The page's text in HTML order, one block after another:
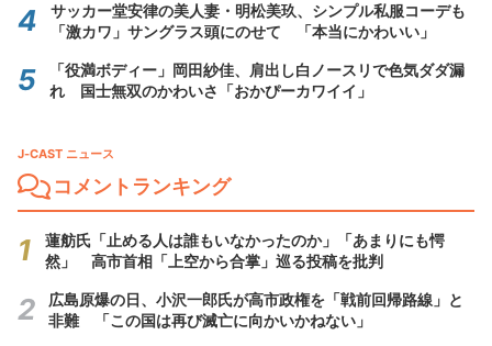
サッカー堂安律の美人妻・明松美玖、シンプル私服コーデも
「激カワ」サングラス頭にのせて 「本当にかわいい」
「役満ボディー」岡田紗佳、肩出し白ノースリで色気ダダ漏
れ 国士無双のかわいさ「おかぴーカワイイ」
J-CAST ニュース
コメントランキング
蓮舫氏「止める人は誰もいなかったのか」「あまりにも愕
然」 高市首相「上空から合掌」巡る投稿を批判
広島原爆の日、小沢一郎氏が高市政権を「戦前回帰路線」と
非難 「この国は再び滅亡に向かいかねない」